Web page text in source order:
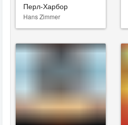
Перл-Харбор
Hans Zimmer